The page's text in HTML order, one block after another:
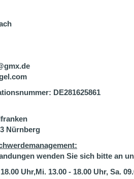
DE281625861
Nürnberg
wenden Sie sich bitte an
Uhr,Mi. 13.00 - 18.00 Uhr, Sa.